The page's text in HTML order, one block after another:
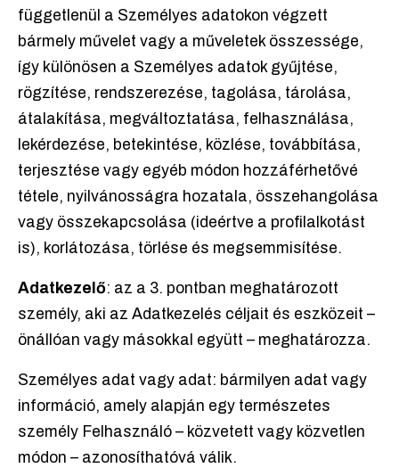
függetlenül a Személyes adatokon végzett
bármely művelet vagy a műveletek összessége,
így különösen a Személyes adatok gyűjtése,
rögzítése, rendszerezése, tagolása, tárolása,
átalakítása, megváltoztatása, felhasználása,
lekérdezése, betekintése, közlése, továbbítása,
terjesztése vagy egyéb módon hozzáférhetővé
tétele, nyilvánosságra hozatala, összehangolása
vagy összekapcsolása (ideértve a profilalkotást
is), korlátozása, törlése és megsemmisítése.
Adatkezelő: az a 3. pontban meghatározott
személy, aki az Adatkezelés céljait és eszközeit –
önállóan vagy másokkal együtt – meghatározza.
Személyes adat vagy adat: bármilyen adat vagy
információ, amely alapján egy természetes
személy Felhasználó – közvetett vagy közvetlen
módon – azonosíthatóvá válik.